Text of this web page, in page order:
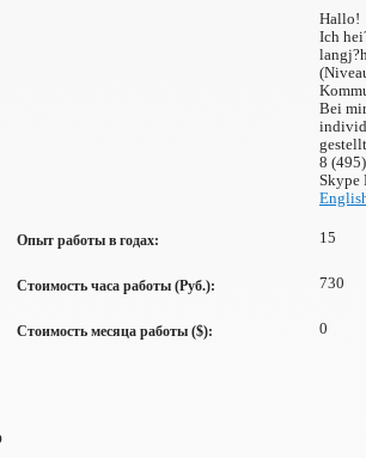
Hallo!
Ich
Bei
8
Skype
Опыт работы в годах: 15
Стоимость часа работы (Руб.): 730
Стоимость месяца работы ($): 0